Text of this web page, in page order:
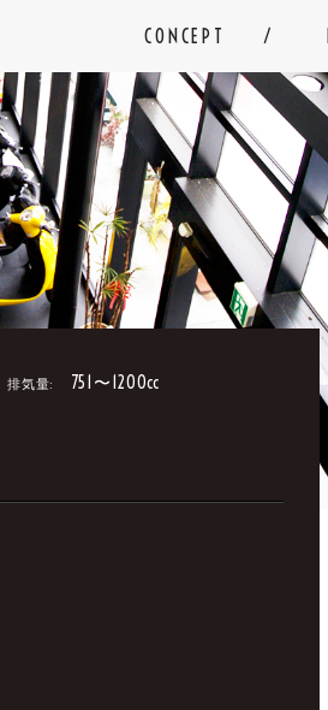
CONCEPT
排気量: 751〜1200cc